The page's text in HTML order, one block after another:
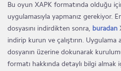
Bu oyun XAPK formatında olduğu
uygulamasıyla yapmanız gerekiyor.
dosyasını indirdikten sonra, buradan
indirip kurun ve çalıştırın.
dosyanın üzerine dokunarak
formatı hakkında detaylı bilgi almak